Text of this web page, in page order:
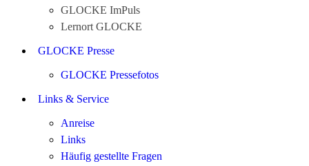
GLOCKE ImPuls
Lernort GLOCKE
GLOCKE Presse
GLOCKE Pressefotos
Links & Service
Anreise
Links
Häufig gestellte Fragen